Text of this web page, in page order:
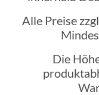
Alle Preise
Die